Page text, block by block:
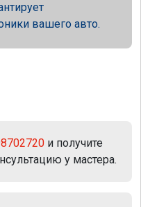
вашего авто.
и получите
у мастера.